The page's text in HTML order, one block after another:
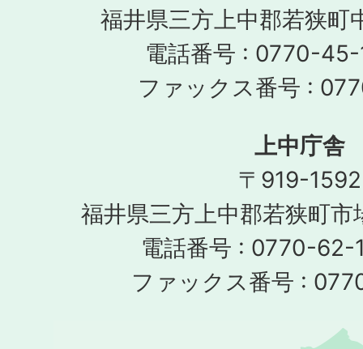
福井県三方上中郡若狭町
電話番号 : 0770-45-
ファックス番号 :
上中庁舎
〒919-1592
福井県三方上中郡若狭町
電話番号 : 0770-62-
ファックス番号 :